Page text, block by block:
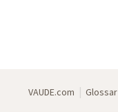
VAUDE.com Glossar